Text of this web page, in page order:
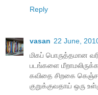
Reply
vasan 22 June,
மிக‌ப் பொருத்த‌மான‌
ப‌ட‌ங்க‌ளை மீறாம‌லிருக்க‌
க‌விதை சிற‌கை
குறுக்குவ‌தாய் ஒரு